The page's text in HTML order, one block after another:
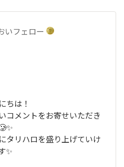
いフェロー
ちは！
コメントをお寄せいただき
タリハロを盛り上げていけ
✨